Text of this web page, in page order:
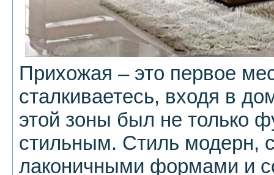
Прихожая – это первое
сталкиваетесь, входя в
этой зоны был не только
стильным. Стиль модерн,
лаконичными формами и